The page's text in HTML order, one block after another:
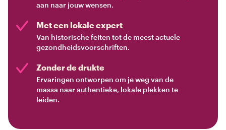
aan naar jouw wensen.
Met een lokale expert
Van historische feiten tot de meest actuele
gezondheidsvoorschriften.
Zonder de drukte
Ervaringen ontworpen om je weg van de
massa naar authentieke, lokale plekken te
leiden.